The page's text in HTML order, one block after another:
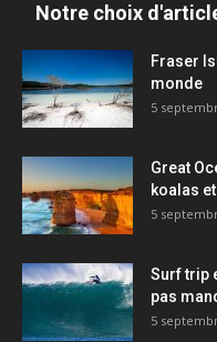
Notre choix
Fraser
monde
5
Great
koalas
5
Surf trip
pas
5